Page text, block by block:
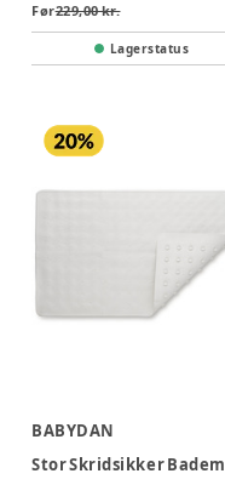
Før229,00 kr.
Lagerstatus
BABYDAN